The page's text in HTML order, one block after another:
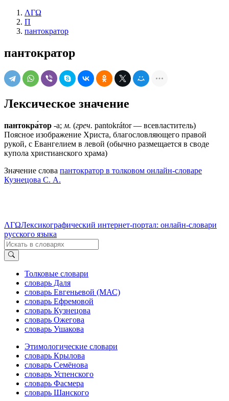
ΛΓΩ
П
пантократор
пантократор
Лексическое значение
пантокра́тор -а; м. (греч. pantokrátor — всевластитель)
Поясное изображение Христа, благословляющего правой
рукой, с Евангелием в левой (обычно размещается в своде
купола христианского храма)
Значение слова пантократор в толковом онлайн-словаре
Кузнецова С. А.
ΛΓΩЛексикографический интернет-портал: онлайн-словари
русского языка
Толковые словари
словарь Даля
словарь Евгеньевой (МАС)
словарь Ефремовой
словарь Кузнецова
словарь Ожегова
словарь Ушакова
Этимологические словари
словарь Крылова
словарь Семёнова
словарь Успенского
словарь Фасмера
словарь Шанского